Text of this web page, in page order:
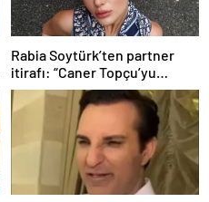
Rabia Soytürk’ten partner
itirafı: “Caner Topçu’yu
sevmiyorum”